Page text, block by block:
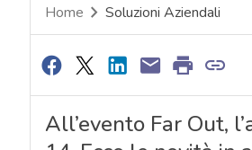
Home Soluzioni Aziendali
All’evento Far Out,